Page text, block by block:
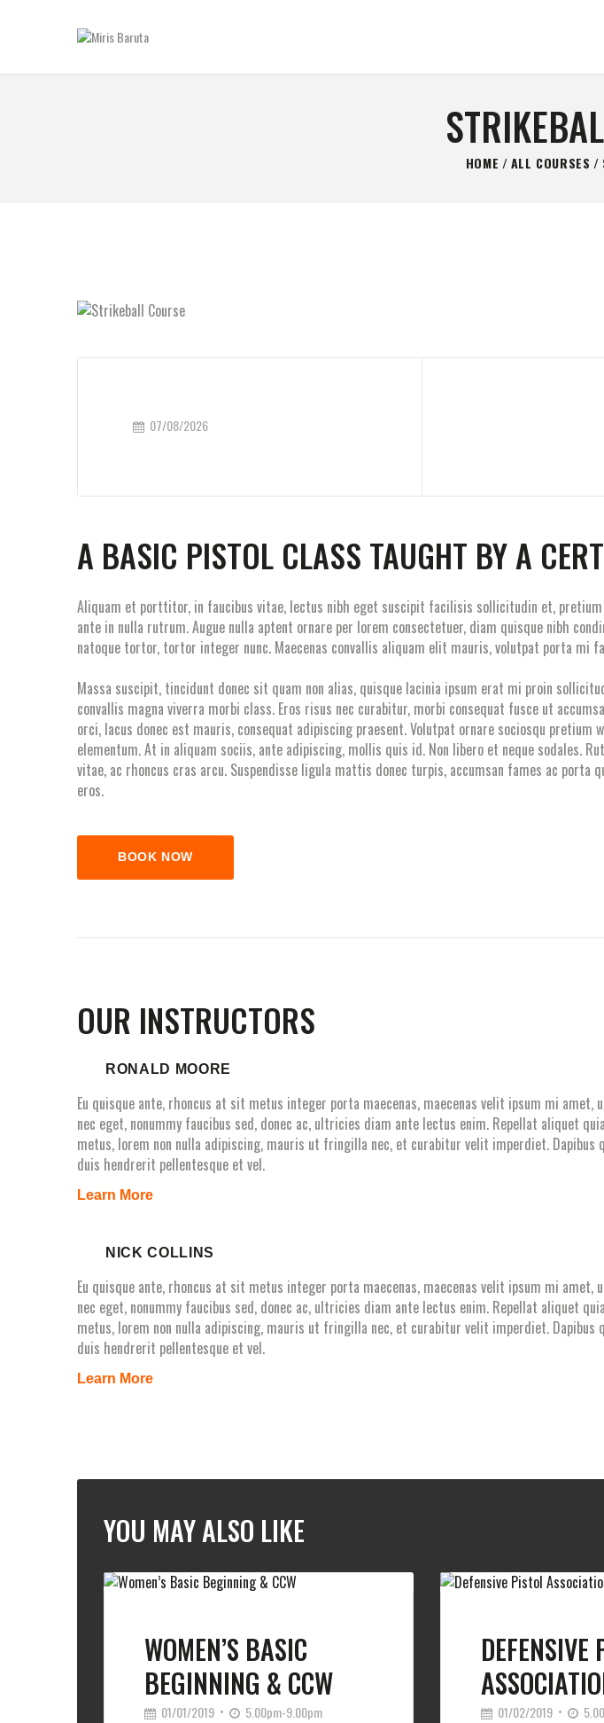
HOME ALL COURSES
MIRIS
KONTAKT
SHOP
O NAMA
07/08/2026
A BASIC PISTOL CLASS TAUGHT BY A
Aliquam et porttitor, in faucibus vitae, lectus nibh eget suscipit facilisis sollicitudin et, pretium
ante in nulla rutrum. Augue nulla aptent ornare per lorem consectetuer, diam quisque nibh
natoque tortor, tortor integer nunc. Maecenas convallis aliquam elit mauris, volutpat porta mi
Massa suscipit, tincidunt donec sit quam non alias, quisque lacinia ipsum erat mi proin
convallis magna viverra morbi class. Eros risus nec curabitur, morbi consequat fusce ut
orci, lacus donec est mauris, consequat adipiscing praesent. Volutpat ornare sociosqu
elementum. At in aliquam sociis, ante adipiscing, mollis quis id. Non libero et neque
vitae, ac rhoncus cras arcu. Suspendisse ligula mattis donec turpis, accumsan fames ac
eros.
BOOK NOW
OUR INSTRUCTORS
RONALD MOORE
Eu quisque ante, rhoncus at sit metus integer porta maecenas, maecenas velit ipsum mi amet,
nec eget, nonummy faucibus sed, donec ac, ultricies diam ante lectus enim. Repellat aliquet
metus, lorem non nulla adipiscing, mauris ut fringilla nec, et curabitur velit imperdiet.
duis hendrerit pellentesque et vel.
Learn More
NICK COLLINS
Eu quisque ante, rhoncus at sit metus integer porta maecenas, maecenas velit ipsum mi amet,
nec eget, nonummy faucibus sed, donec ac, ultricies diam ante lectus enim. Repellat aliquet
metus, lorem non nulla adipiscing, mauris ut fringilla nec, et curabitur velit imperdiet.
duis hendrerit pellentesque et vel.
Learn More
YOU MAY ALSO LIKE
WOMEN’S BASIC
BEGINNING & CCW
01/01/2019 5.00pm-9.00pm
DEFENSIVE
01/02/2019